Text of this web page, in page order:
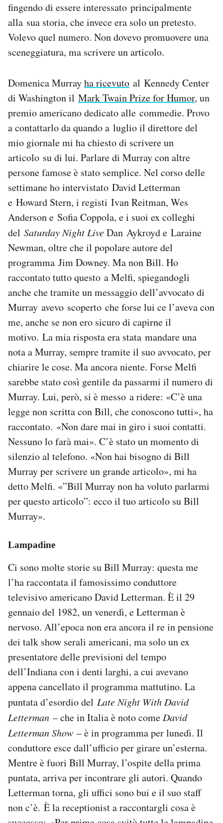
fingendo di essere interessato principalmente
alla sua storia, che invece era solo un pretesto.
Volevo quel numero. Non dovevo promuovere una
sceneggiatura, ma scrivere un articolo.
Domenica Murrayha ricevuto al Kennedy Center
di Washington il Mark Twain Prize for Humor, un
premio americano dedicato alle commedie. Provo
a contattarlo da quando a luglio il direttore del
mio giornale mi ha chiesto di scrivere un
articolo su di lui. Parlare di Murray con altre
persone famose è stato semplice. Nel corso delle
settimane ho intervistato David Letterman
e Howard Stern, i registi Ivan Reitman, Wes
Anderson e Sofia Coppola, e i suoi ex colleghi
del Saturday Night LiveDan Aykroyd e Laraine
Newman, oltre che il popolare autore del
programma Jim Downey. Ma non Bill. Ho
raccontato tutto questo a Melfi, spiegandogli
anche che tramite un messaggio dell’avvocato di
Murray avevo scoperto che forse lui ce l’aveva con
me, anche se non ero sicuro di capirne il
motivo. La mia risposta era stata mandare una
nota a Murray, sempre tramite il suo avvocato, per
chiarire le cose. Ma ancora niente. Forse Melfi
sarebbe stato così gentile da passarmi il numero di
Murray. Lui, però, si è messo a ridere: «C’è una
legge non scritta con Bill, che conoscono tutti», ha
raccontato. «Non dare mai in giro i suoi contatti.
Nessuno lo farà mai». C’è stato un momento di
silenzio al telefono. «Non hai bisogno di Bill
Murray per scrivere un grande articolo», mi ha
detto Melfi. «”Bill Murray non ha voluto parlarmi
per questo articolo”: ecco il tuo articolo su Bill
Murray».
Lampadine
Ci sono molte storie su Bill Murray: questa me
l’ha raccontata il famosissimo conduttore
televisivo americano David Letterman. È il 29
gennaio del 1982, un venerdì, e Letterman è
nervoso. All’epoca non era ancora il re in pensione
dei talk show serali americani, ma solo un ex
presentatore delle previsioni del tempo
dell’Indiana con i denti larghi, a cui avevano
appena cancellato il programma mattutino. La
puntata d’esordio del Late Night With David
Letterman – che in Italia è noto come David
Letterman Show – è in programma per lunedì. Il
conduttore esce dall’ufficio per girare un’esterna.
Mentre è fuori Bill Murray, l’ospite della prima
puntata, arriva per incontrare gli autori. Quando
Letterman torna, gli uffici sono bui e il suo staff
non c’è. È la receptionist a raccontargli cosa è